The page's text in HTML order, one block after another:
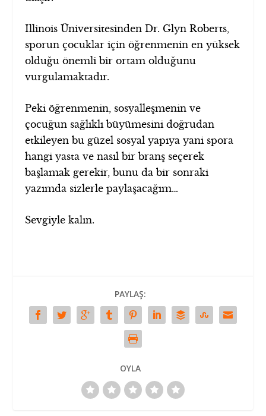
Illinois Üniversitesinden Dr. Glyn Roberts,
sporun çocuklar için öğrenmenin en yüksek
olduğu önemli bir ortam olduğunu
vurgulamaktadır.
Peki öğrenmenin, sosyalleşmenin ve
çocuğun sağlıklı büyümesini doğrudan
etkileyen bu güzel sosyal yapıya yani spora
hangi yasta ve nasıl bir branş seçerek
başlamak gerekir, bunu da bir sonraki
yazımda sizlerle paylaşacağım…
Sevgiyle kalın.
PAYLAŞ:
OYLA